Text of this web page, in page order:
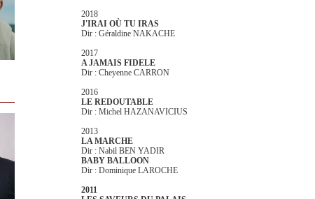
2018
J'IRAI OÙ TU IRAS
Dir : Géraldine NAKACHE
2017
A JAMAIS FIDELE
Dir : Cheyenne CARRON
2016
LE REDOUTABLE
Dir : Michel HAZANAVICIUS
2013
LA MARCHE
Dir : Nabil BEN YADIR
BABY BALLOON
Dir : Dominique LAROCHE
2011